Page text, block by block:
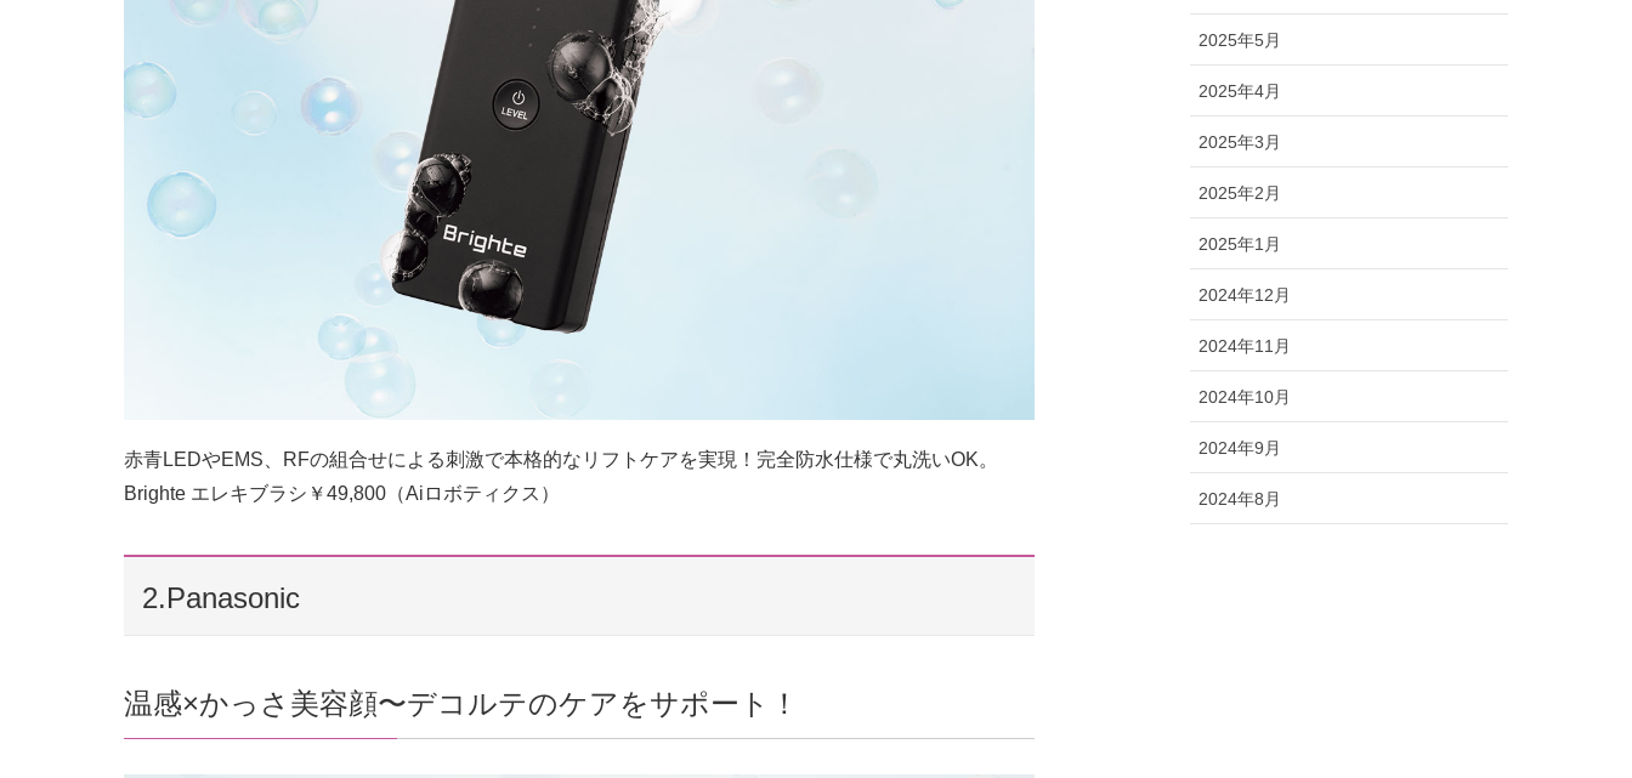
赤青LEDやEMS、RFの組合せによる刺激で本格的なリフトケアを実現！完全防水仕様で丸洗いOK。
Brighte エレキブラシ￥49,800（Aiロボティクス）
2.Panasonic
温感×かっさ美容顔〜デコルテのケアをサポート！
2025年5月
2025年4月
2025年3月
2025年2月
2025年1月
2024年12月
2024年11月
2024年10月
2024年9月
2024年8月